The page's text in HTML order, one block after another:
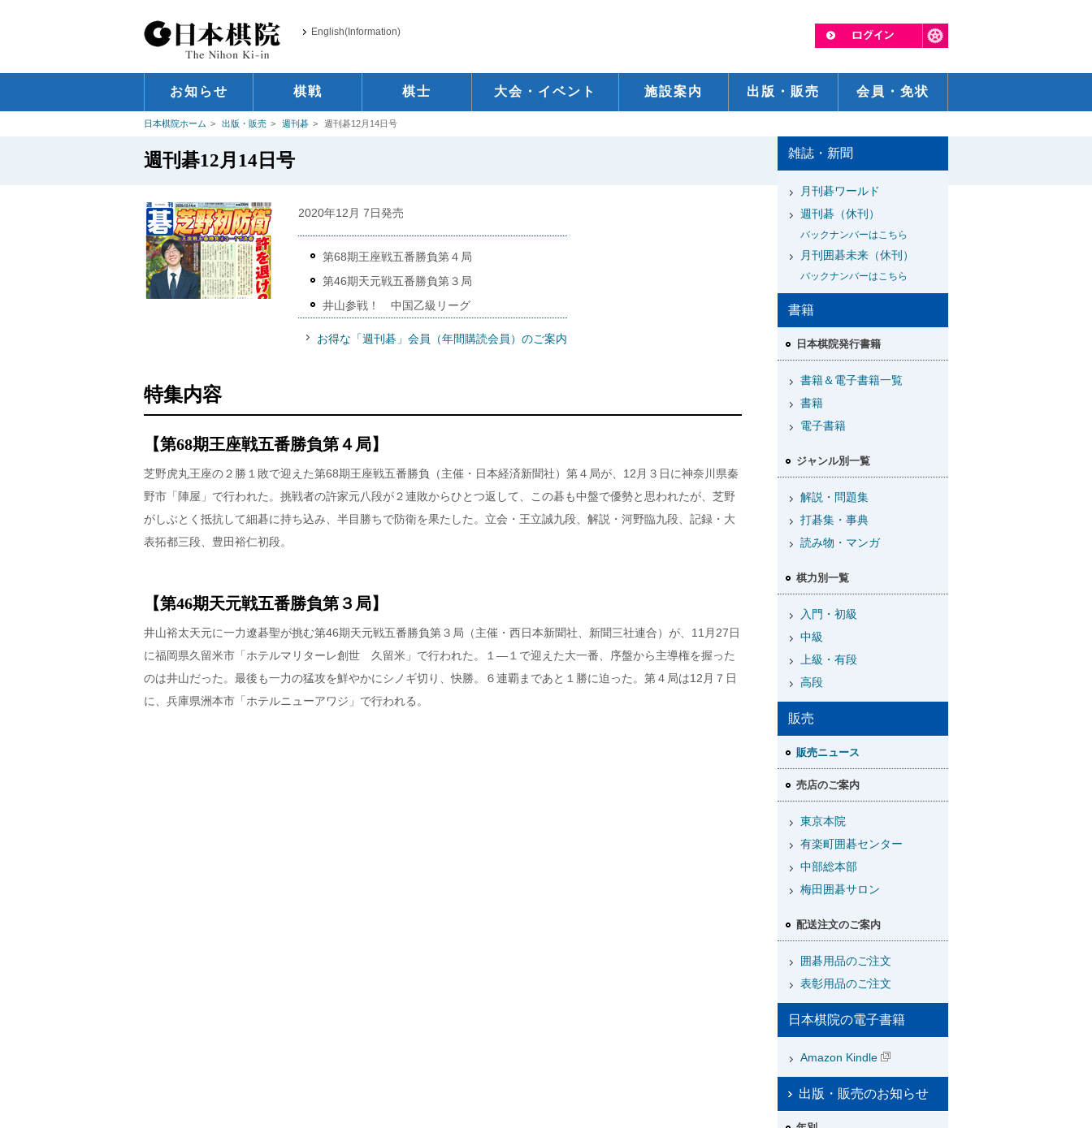
English(Information)
お知らせ 棋戦 棋士 大会・イベント 施設案内 出版・販売 会員・免状
日本棋院ホーム 出版・販売 週刊碁 週刊碁12月14日号
週刊碁12月14日号
2020年12月 7日発売
第68期王座戦五番勝負第４局
第46期天元戦五番勝負第３局
井山参戦！ 中国乙級リーグ
お得な「週刊碁」会員（年間購読会員）のご案内
特集内容
【第68期王座戦五番勝負第４局】
芝野虎丸王座の２勝１敗で迎えた第68期王座戦五番勝負（主催・日本経済新聞社）第４局が、12月３日に神奈川県秦
野市「陣屋」で行われた。挑戦者の許家元八段が２連敗からひとつ返して、この碁も中盤で優勢と思われたが、芝野
がしぶとく抵抗して細碁に持ち込み、半目勝ちで防衛を果たした。立会・王立誠九段、解説・河野臨九段、記録・大
表拓都三段、豊田裕仁初段。
【第46期天元戦五番勝負第３局】
井山裕太天元に一力遼碁聖が挑む第46期天元戦五番勝負第３局（主催・西日本新聞社、新聞三社連合）が、11月27日
に福岡県久留米市「ホテルマリターレ創世 久留米」で行われた。１―１で迎えた大一番、序盤から主導権を握った
のは井山だった。最後も一力の猛攻を鮮やかにシノギ切り、快勝。６連覇まであと１勝に迫った。第４局は12月７日
に、兵庫県洲本市「ホテルニューアワジ」で行われる。
雑誌・新聞
月刊碁ワールド
週刊碁（休刊）
バックナンバーはこちら
月刊囲碁未来（休刊）
バックナンバーはこちら
書籍
日本棋院発行書籍
書籍＆電子書籍一覧
書籍
電子書籍
ジャンル別一覧
解説・問題集
打碁集・事典
読み物・マンガ
棋力別一覧
入門・初級
中級
上級・有段
高段
販売
販売ニュース
売店のご案内
東京本院
有楽町囲碁センター
中部総本部
梅田囲碁サロン
配送注文のご案内
囲碁用品のご注文
表彰用品のご注文
日本棋院の電子書籍
Amazon Kindle
出版・販売のお知らせ